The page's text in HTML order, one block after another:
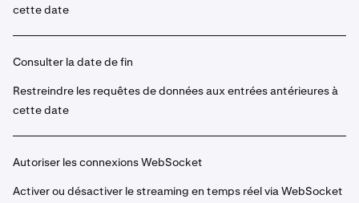
cette date
Consulter la date de fin
Restreindre les requêtes de données aux entrées antérieures à
cette date
Autoriser les connexions WebSocket
Activer ou désactiver le streaming en temps réel via WebSocket